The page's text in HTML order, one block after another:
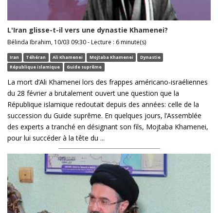
L'Iran glisse-t-il vers une dynastie Khamenei?
Bélinda Ibrahim, 10/03 09:30 - Lecture : 6 minute(s)
Iran Téhéran Ali Khamenei Mojtaba Khamenei
Dynastie
République islamique
Guide suprême
La mort d’Ali Khamenei lors des frappes américano-israéliennes
du 28 février a brutalement ouvert une question que la
République islamique redoutait depuis des années: celle de la
succession du Guide suprême. En quelques jours, l’Assemblée
des experts a tranché en désignant son fils, Mojtaba Khamenei,
pour lui succéder à la tête du ...